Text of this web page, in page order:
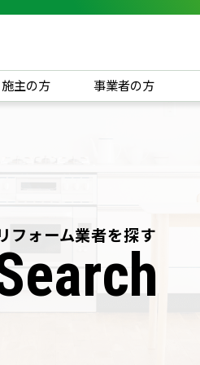
主の方 事業者の方
フォーム業者を探す